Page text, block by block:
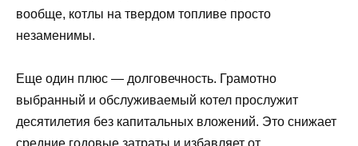
вообще, котлы на твердом топливе просто
незаменимы.
Еще один плюс — долговечность. Грамотно
выбранный и обслуживаемый котел прослужит
десятилетия без капитальных вложений. Это снижает
средние годовые затраты и избавляет от